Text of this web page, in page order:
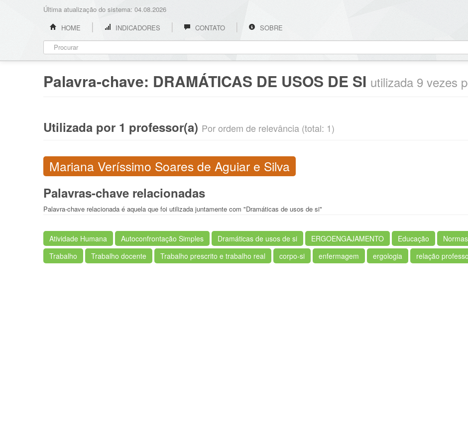
Última atualização do sistema: 04.08.2026
HOME
INDICADORES CONTATO SOBRE
Palavra-chave: DRAMÁTICAS DE USOS DE SI utilizada 9 vezes
Utilizada por 1 professor(a) Por ordem de relevância (total: 1)
Mariana Veríssimo Soares de Aguiar e Silva
Palavras-chave relacionadas
Palavra-chave relacionada é aquela que foi utilizada juntamente com "Dramáticas de usos de si"
Atividade Humana Autoconfrontação Simples Dramáticas de usos de si ERGOENGAJAMENTO Educação
Trabalho
Trabalho docente Trabalho prescrito e trabalho real corpo-si enfermagem ergologia relação